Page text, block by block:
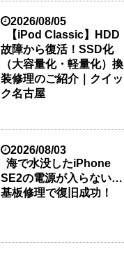
2026/08/05
【iPod Classic】HDD
故障から復活！SSD化
（大容量化・軽量化）換
装修理のご紹介｜クイッ
ク名古屋
2026/08/03
海で水没したiPhone
SE2の電源が入らない…
基板修理で復旧成功！